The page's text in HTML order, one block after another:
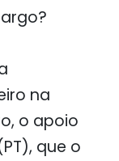
na
o apoio
que o